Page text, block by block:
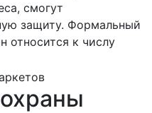
смогут
защиту. Формальный
относится к числу